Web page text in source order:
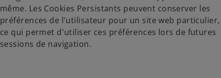
o
u
v
e
o
u
v
même. Les Cookies Persistants peuvent conserver les
préférences de l'utilisateur pour un site web particulier,
ce qui permet d'utiliser ces préférences lors de futures
sessions de navigation.